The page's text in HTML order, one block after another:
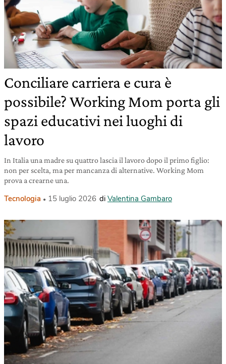
Conciliare carriera e cura è
possibile? Working Mom porta gli
spazi educativi nei luoghi di
lavoro
In Italia una madre su quattro lascia il lavoro dopo il primo figlio:
non per scelta, ma per mancanza di alternative. Working Mom
prova a crearne una.
Tecnologia 15 luglio 2026 di Valentina Gambaro